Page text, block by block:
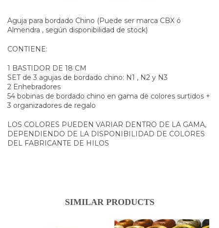
Aguja para bordado Chino (Puede ser marca CBX ó
Almendra , según disponibilidad de stock)
CONTIENE:
1 BASTIDOR DE 18 CM
SET de 3 agujas de bordado chino: N1 , N2 y N3
2 Enhebradores
54 bobinas de bordado chino en gama de colores surtidos +
3 organizadores de regalo
LOS COLORES PUEDEN VARIAR DENTRO DE LA GAMA,
DEPENDIENDO DE LA DISPONIBILIDAD DE COLORES
DEL FABRICANTE DE HILOS
SIMILAR PRODUCTS